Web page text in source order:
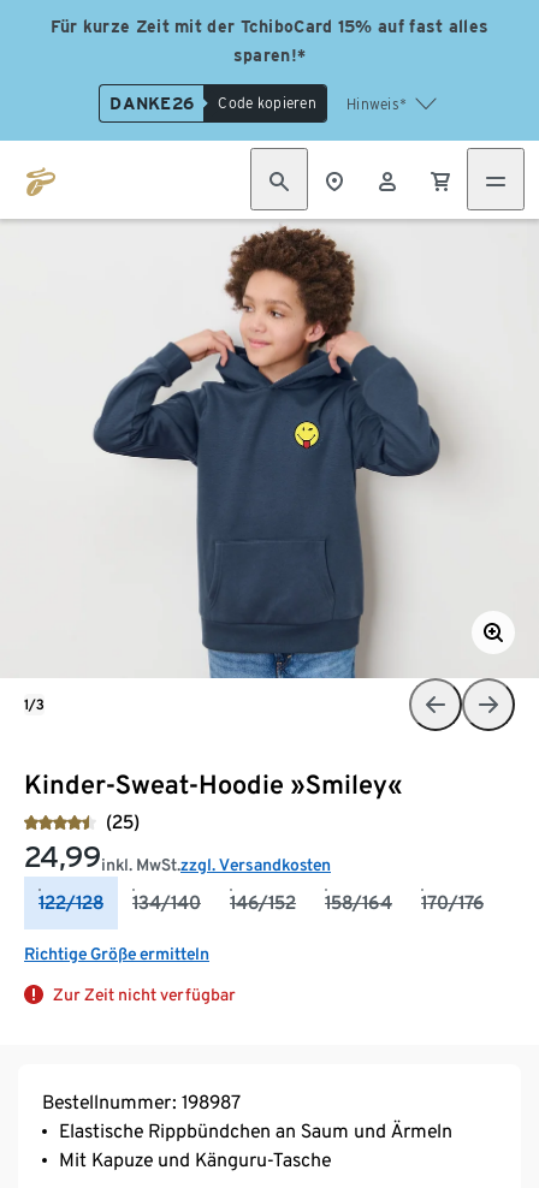
Für kurze Zeit mit der TchiboCard 15% auf fast alles
sparen!*
DANKE26 Code kopieren Hinweis*
Kinder-Sweat-Hoodie »Smiley«
(25)
24,99inkl. MwSt.zzgl. Versandkosten
122/128 134/140 146/152 158/164 170/176
Richtige Größe ermitteln
Zur Zeit nicht verfügbar
1/3
Bestellnummer: 198987
Elastische Rippbündchen an Saum und Ärmeln
Mit Kapuze und Känguru-Tasche